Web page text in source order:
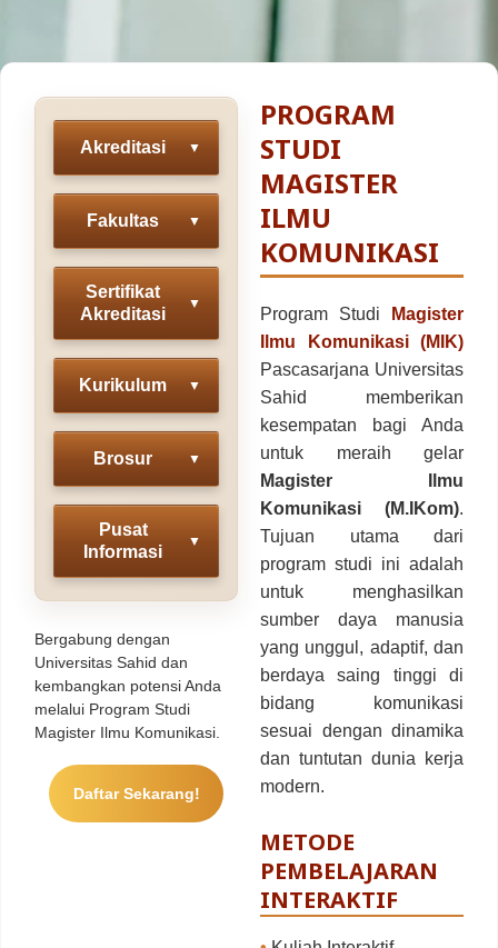
Fakultas Teknologi Pangan & Kesehatan
Gizi
Sekolah Pascasarjana
Magister Hukum
Magister Manajemen Lingkungan
ALUMNI MBKM
humas@usahid.ac.id
Mon - Fri: 9:00 - 18:30
Jadi USAHID
People
Akreditasi ▼
Fakultas ▼
Sertifikat
Akreditasi
▼
Kurikulum ▼
Brosur ▼
Pusat
Informasi
▼
Bergabung dengan
Universitas Sahid dan
kembangkan potensi Anda
melalui Program Studi
Magister Ilmu Komunikasi.
Daftar Sekarang!
PROGRAM
STUDI
MAGISTER
ILMU
KOMUNIKASI
Program Studi
Magister
Ilmu Komunikasi (MIK)
Pascasarjana Universitas
Sahid memberikan
kesempatan bagi Anda
untuk meraih gelar
Magister Ilmu
Komunikasi (M.IKom).
Tujuan utama dari
program studi ini adalah
untuk menghasilkan
sumber daya manusia
yang unggul, adaptif, dan
berdaya saing tinggi di
bidang komunikasi
sesuai dengan dinamika
dan tuntutan dunia kerja
modern.
METODE
PEMBELAJARAN
INTERAKTIF